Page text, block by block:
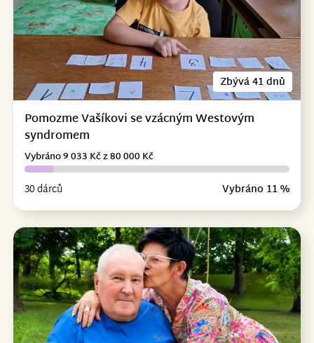
Zbývá 41 dnů
Pomozme Vašíkovi se vzácným Westovým
syndromem
30 dárců Vybráno 11 %
Vybráno 9 033 Kč z 80 000 Kč